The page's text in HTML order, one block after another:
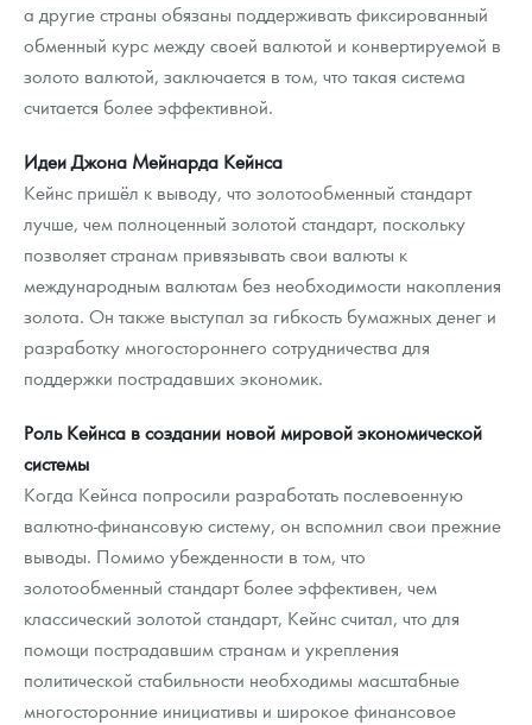
а другие страны обязаны поддерживать фиксированный
обменный курс между своей валютой и конвертируемой в
золото валютой, заключается в том, что такая система
считается более эффективной.
Идеи Джона Мейнарда Кейнса
Кейнс пришёл к выводу, что золотообменный стандарт
лучше, чем полноценный золотой стандарт, поскольку
позволяет странам привязывать свои валюты к
международным валютам без необходимости накопления
золота. Он также выступал за гибкость бумажных денег и
разработку многостороннего сотрудничества для
поддержки пострадавших экономик.
Роль Кейнса в создании новой мировой экономической
системы
Когда Кейнса попросили разработать послевоенную
валютно-финансовую систему, он вспомнил свои прежние
выводы. Помимо убежденности в том, что
золотообменный стандарт более эффективен, чем
классический золотой стандарт, Кейнс считал, что для
помощи пострадавшим странам и укрепления
политической стабильности необходимы масштабные
многосторонние инициативы и широкое финансовое